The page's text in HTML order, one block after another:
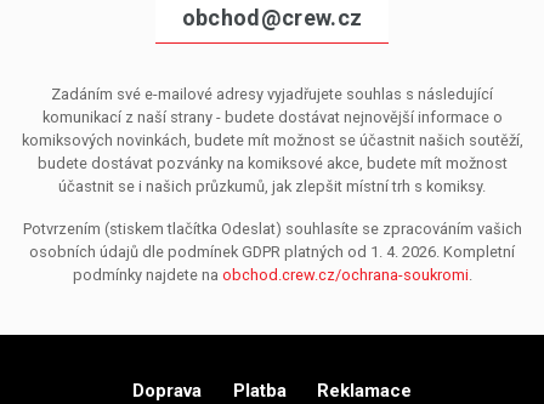
obchod@crew.cz
Zadáním své e-mailové adresy vyjadřujete souhlas s následující
komunikací z naší strany - budete dostávat nejnovější informace o
komiksových novinkách, budete mít možnost se účastnit našich soutěží,
budete dostávat pozvánky na komiksové akce, budete mít možnost
účastnit se i našich průzkumů, jak zlepšit místní trh s komiksy.
Potvrzením (stiskem tlačítka Odeslat) souhlasíte se zpracováním vašich
osobních údajů dle podmínek GDPR platných od 1. 4. 2026. Kompletní
podmínky najdete na obchod.crew.cz/ochrana-soukromi.
Doprava Platba
Reklamace